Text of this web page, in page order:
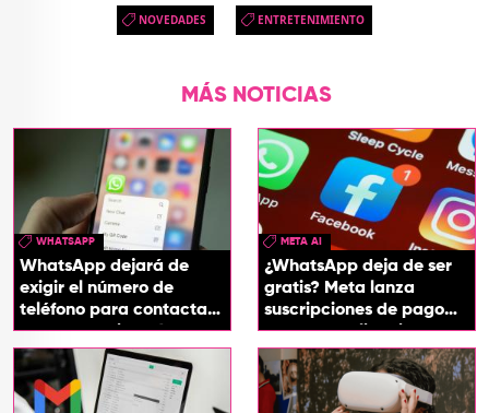
NOVEDADES ENTRETENIMIENTO
MÁS NOTICIAS
WHATSAPP
WhatsApp dejará de
exigir el número de
teléfono para contactar
a otro usuario: así
funcionará
META AI
¿WhatsApp deja de ser
gratis? Meta lanza
suscripciones de pago
para sus aplicaciones